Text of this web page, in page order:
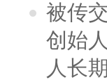
被传
创始
人长